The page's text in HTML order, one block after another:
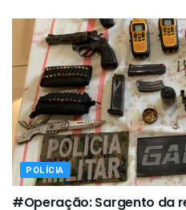
POLÍCIA
#Operação: Sargento da